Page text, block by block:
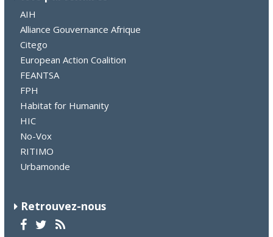
AIH
Alliance Gouvernance Afrique
Citego
European Action Coalition
FEANTSA
FPH
Habitat for Humanity
HIC
No-Vox
RITIMO
Urbamonde
Retrouvez-nous